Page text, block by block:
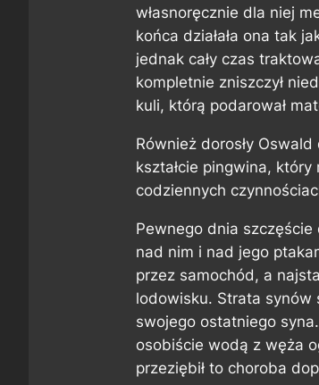
własnoręcznie dla niej
końca działała ona tak
jednak cały czas
kompletnie zniszczył
kuli, którą podarował
Również dorosły
kształcie pingwina,
codziennych
Pewnego dnia szczęście
nad nim i nad jego
przez samochód, a
lodowisku. Strata synów
swojego ostatniego
osobiście wodą z węża
przeziębił to choroba